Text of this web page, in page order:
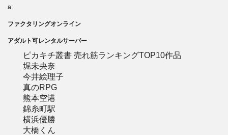
a:
ファクタリングオンライン
アダルト可レンタルサーバー
ピカキチ叢書 売れ筋ランキングTOP10作品
堀未央奈
今井絵理子
真のRPG
熊本空港
錦糸町駅
横浜優勝
大橋くん